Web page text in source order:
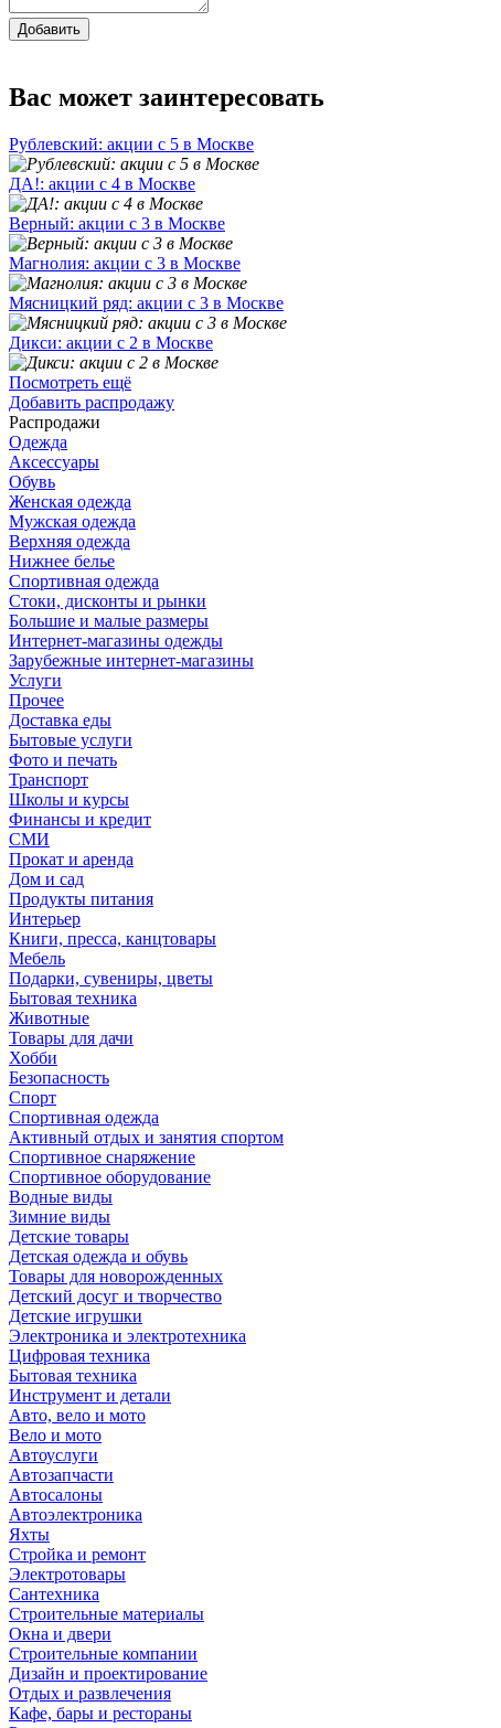
Добавить
Вас может заинтересовать
Рублевский: акции с 5 в Москве
ДА!: акции с 4 в Москве
Верный: акции с 3 в Москве
Магнолия: акции с 3 в Москве
Мясницкий ряд: акции с 3 в Москве
Дикси: акции с 2 в Москве
Посмотреть ещё
Добавить распродажу
Распродажи
Одежда
Аксессуары
Обувь
Женская одежда
Мужская одежда
Верхняя одежда
Нижнее белье
Спортивная одежда
Стоки, дисконты и рынки
Большие и малые размеры
Интернет-магазины одежды
Зарубежные интернет-магазины
Услуги
Прочее
Доставка еды
Бытовые услуги
Фото и печать
Транспорт
Школы и курсы
Финансы и кредит
СМИ
Прокат и аренда
Дом и сад
Продукты питания
Интерьер
Книги, пресса, канцтовары
Мебель
Подарки, сувениры, цветы
Бытовая техника
Животные
Товары для дачи
Хобби
Безопасность
Спорт
Спортивная одежда
Активный отдых и занятия спортом
Спортивное снаряжение
Спортивное оборудование
Водные виды
Зимние виды
Детские товары
Детская одежда и обувь
Товары для новорожденных
Детский досуг и творчество
Детские игрушки
Электроника и электротехника
Цифровая техника
Бытовая техника
Инструмент и детали
Авто, вело и мото
Вело и мото
Автоуслуги
Автозапчасти
Автосалоны
Автоэлектроника
Яхты
Стройка и ремонт
Электротовары
Сантехника
Строительные материалы
Окна и двери
Строительные компании
Дизайн и проектирование
Отдых и развлечения
Кафе, бары и рестораны